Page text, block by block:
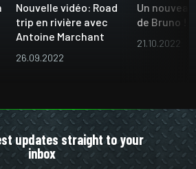
Nouvelle vidéo: Road
trip en rivière avec
Antoine Marchant
26.09.2022
Un
de Bruno !
21.10.2022
updates straight to your
inbox